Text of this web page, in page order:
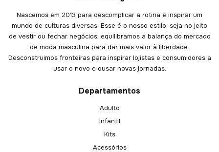
Nascemos em 2013 para descomplicar a rotina e inspirar um
mundo de culturas diversas. Esse é o nosso estilo, seja no jeito
de vestir ou fechar negócios: equilibramos a balança do mercado
de moda masculina para dar mais valor à liberdade.
Desconstruimos fronteiras para inspirar lojistas e consumidores a
usar o novo e ousar novas jornadas.
Departamentos
Adulto
Infantil
Kits
Acessórios